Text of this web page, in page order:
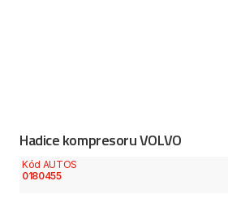
Hadice kompresoru VOLVO
Kód AUTOS
0180455